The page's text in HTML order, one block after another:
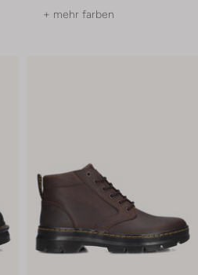
+ mehr farben